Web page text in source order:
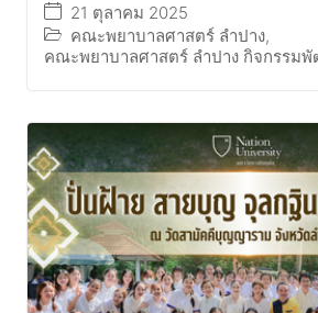
21 ตุลาคม 2025
คณะพยาบาลศาสตร์ ลำปาง,
คณะพยาบาลศาสตร์ ลำปาง กิจกรร